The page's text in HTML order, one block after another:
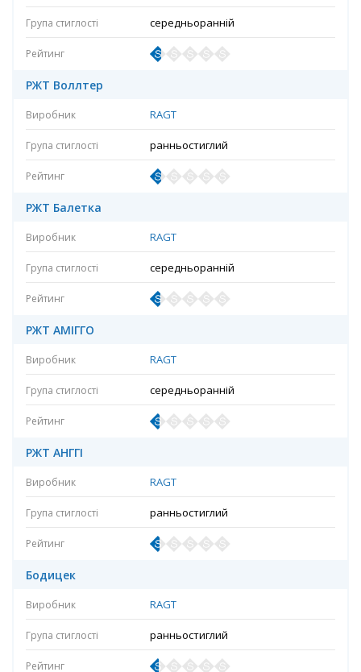
середньоранній
РЖТ Воллтер
RAGT
ранньостиглий
РЖТ Балетка
RAGT
середньоранній
РЖТ АМІГГО
RAGT
середньоранній
РЖТ АНГГІ
RAGT
ранньостиглий
Бодицек
RAGT
ранньостиглий